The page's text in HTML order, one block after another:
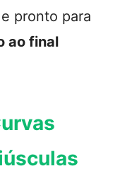
pronto para
ao final